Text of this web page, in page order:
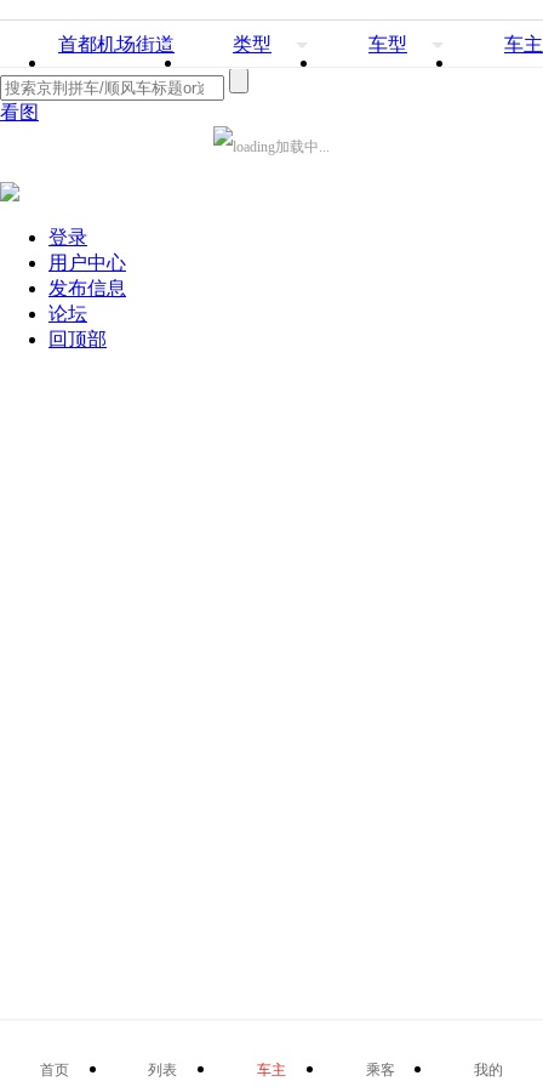
首都机场街道 类型 车型 车主
看图
加载中...
登录
用户中心
发布信息
论坛
回顶部
首页 列表 车主 乘客 我的